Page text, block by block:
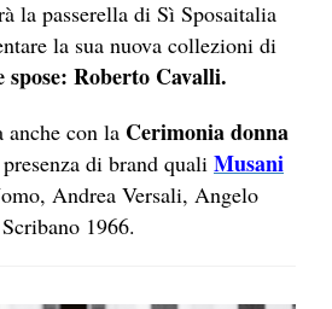
la passerella di Sì Sposaitalia
la sua nuova collezioni di
Roberto Cavalli.
anche con la Cerimonia donna
di brand quali Musani
Andrea Versali, Angelo
1966.